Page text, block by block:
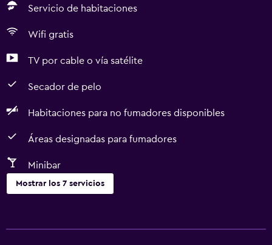
Servicio de habitaciones
Wifi gratis
TV por cable o vía satélite
Secador de pelo
Habitaciones para no fumadores disponibles
Áreas designadas para fumadores
Minibar
Mostrar los 7 servicios
Habitaciones para no fumadores disponibles